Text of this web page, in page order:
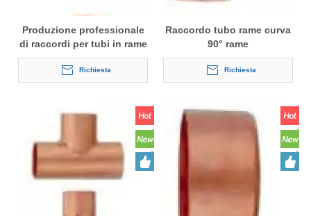
Produzione professionale
di raccordi per tubi in rame
Richiesta
Raccordo tubo rame curva
90° rame
Richiesta